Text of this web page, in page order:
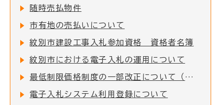
随時売払物件
市有地の売払いについて
紋別市建設工事入札参加資格 資格者名簿
紋別市における電子入札の運用について
最低制限価格制度の一部改正について（令和7年4月1日以降適用）
電子入札システム利用登録について